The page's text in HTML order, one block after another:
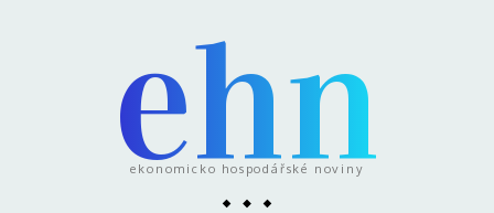
ehn
ekonomicko hospodářské noviny